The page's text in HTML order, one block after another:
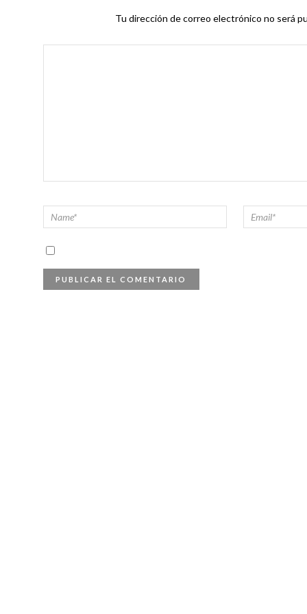
Tu dirección de correo electrónico no será